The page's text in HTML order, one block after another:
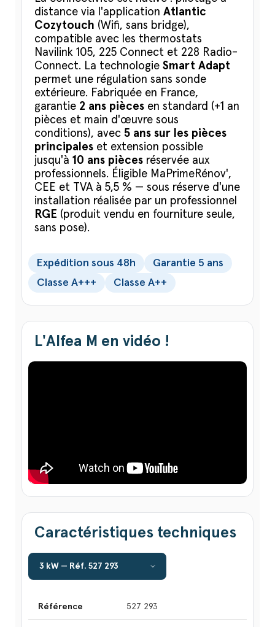
distance via l'application Atlantic
Cozytouch (Wifi, sans bridge),
compatible avec les thermostats
Navilink 105, 225 Connect et 228 Radio-
Connect. La technologie Smart Adapt
permet une régulation sans sonde
extérieure. Fabriquée en France,
garantie 2 ans pièces en standard (+1 an
pièces et main d'œuvre sous
conditions), avec 5 ans sur les pièces
principales et extension possible
jusqu'à 10 ans pièces réservée aux
professionnels. Éligible MaPrimeRénov',
CEE et TVA à 5,5 % — sous réserve d'une
installation réalisée par un professionnel
RGE (produit vendu en fourniture seule,
sans pose).
Expédition sous 48h
Garantie 5 ans
Classe A+++
Classe A++
L'Alfea M en vidéo !
Caractéristiques techniques
Référence 527 293